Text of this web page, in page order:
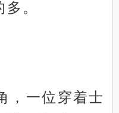
。
，一位穿着士